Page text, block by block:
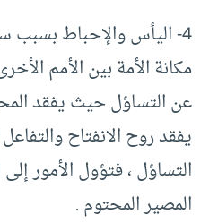
4- اليأس والإحباط بسبب
مكانة الأمة بين الأمم
عن التساؤل حيث يفقد
يفقد روح الانفتاح
التساؤل ، فتؤول الأمور
المصير المحتوم .